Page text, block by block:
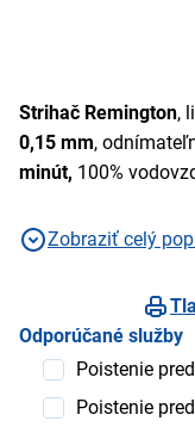
Strihač Remington,
0,15 mm,
minút, 100%
Zobraziť celý
Odporúčané služby
Poistenie
Poistenie